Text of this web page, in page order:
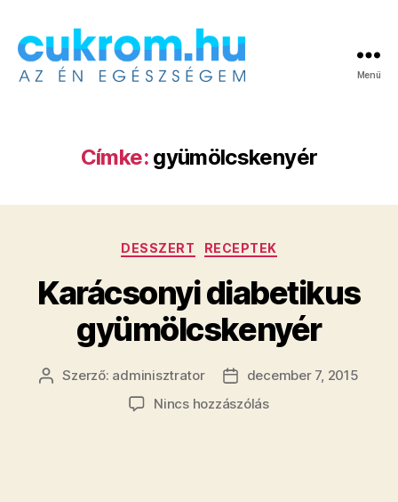
Menü
Címke: gyümölcskenyér
Kategóriák
DESSZERT RECEPTEK
Karácsonyi diabetikus
gyümölcskenyér
Bejegyzés
Szerző: adminisztrator
Bejegyzés
dátuma
december 7, 2015
Nincs hozzászólása(z)